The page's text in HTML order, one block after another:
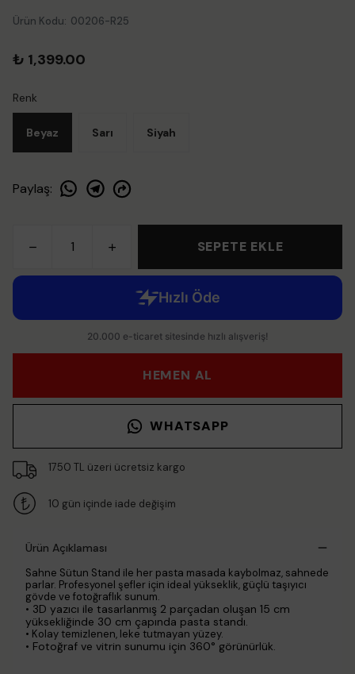
Ürün Kodu: 00206-R25
₺ 1,399.00
Renk
Beyaz Sarı Siyah
Paylaş:
SEPETE EKLE
HEMEN AL
WHATSAPP
1750 TL üzeri ücretsiz kargo
10 gün içinde iade değişim
Ürün Açıklaması
Sahne Sütun Stand ile her pasta masada kaybolmaz, sahnede
parlar. Profesyonel şefler için ideal yükseklik, güçlü taşıyıcı
gövde ve fotoğraflık sunum.
• 3D yazıcı ile tasarlanmış 2 parçadan oluşan 15 cm
yüksekliğinde 30 cm çapında pasta standı.
• Kolay temizlenen, leke tutmayan yüzey.
• Fotoğraf ve vitrin sunumu için 360° görünürlük.